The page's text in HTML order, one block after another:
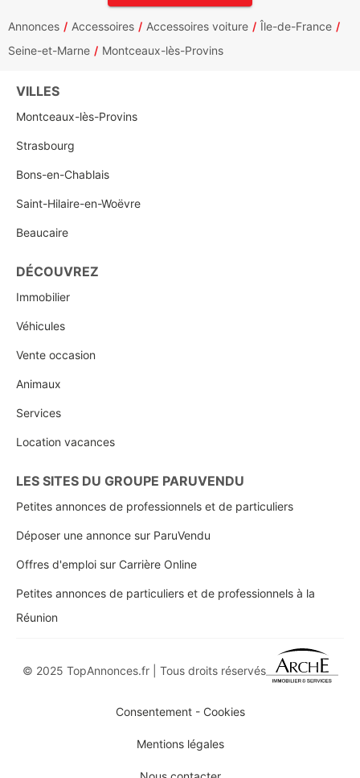
Annonces Accessoires Accessoires voiture
Île-de-France
Seine-et-Marne
Montceaux-lès-Provins
VILLES
Montceaux-lès-Provins
Strasbourg
Bons-en-Chablais
Saint-Hilaire-en-Woëvre
Beaucaire
DÉCOUVREZ
Immobilier
Véhicules
Vente occasion
Animaux
Services
Location vacances
LES SITES DU GROUPE PARUVENDU
Petites annonces de professionnels et de particuliers
Déposer une annonce sur ParuVendu
Offres d'emploi sur Carrière Online
Petites annonces de particuliers et de professionnels à la
Réunion
© 2025 TopAnnonces.fr | Tous droits réservés
Consentement - Cookies
Mentions légales